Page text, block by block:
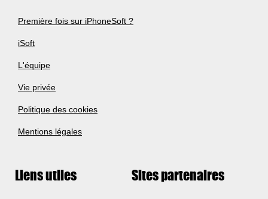
Première fois sur iPhoneSoft ?
iSoft
L'équipe
Vie privée
Politique des cookies
Mentions légales
Liens utiles Sites partenaires